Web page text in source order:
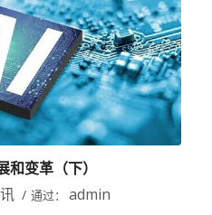
变革（下）
/ 通过： admin